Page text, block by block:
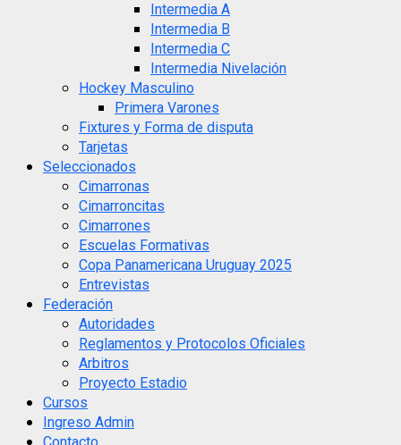
Intermedia A
Intermedia B
Intermedia C
Intermedia Nivelación
Hockey Masculino
Primera Varones
Fixtures y Forma de disputa
Tarjetas
Seleccionados
Cimarronas
Cimarroncitas
Cimarrones
Escuelas Formativas
Copa Panamericana Uruguay 2025
Entrevistas
Federación
Autoridades
Reglamentos y Protocolos Oficiales
Arbitros
Proyecto Estadio
Cursos
Ingreso Admin